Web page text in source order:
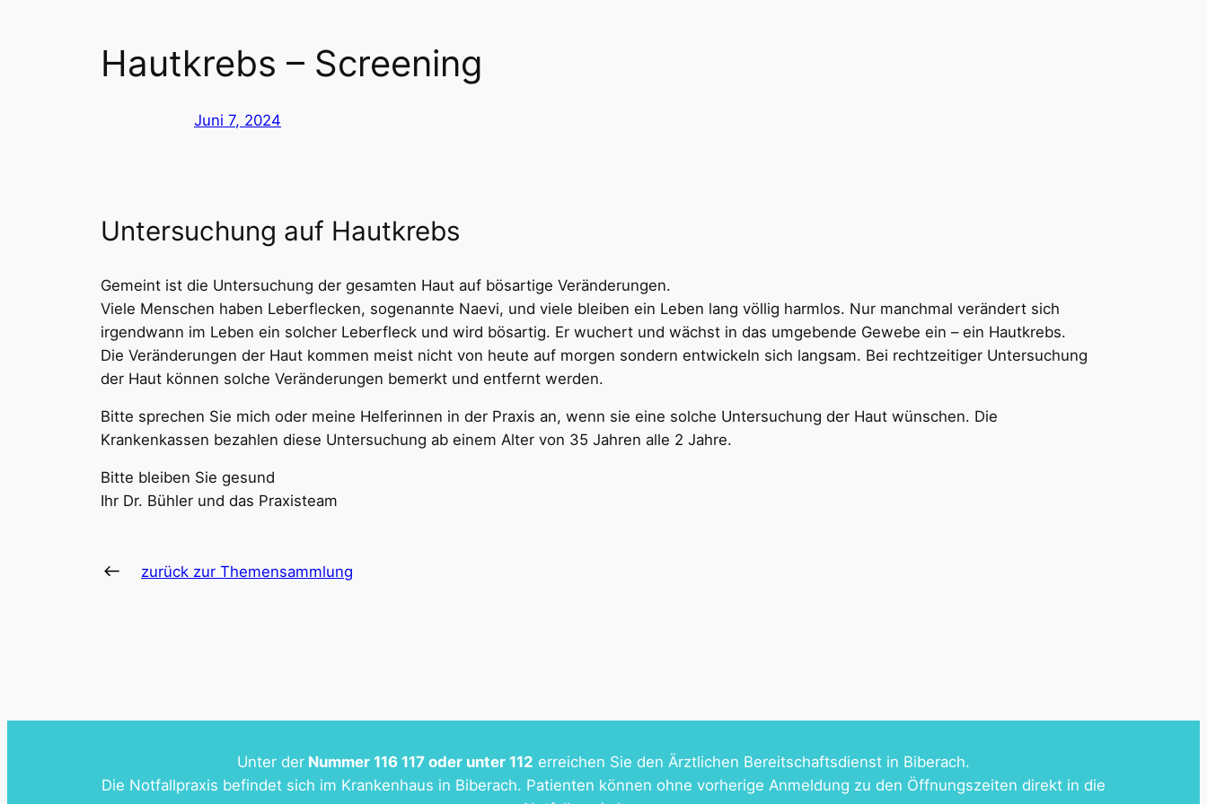
Hautkrebs – Screening
Juni 7, 2024
Untersuchung auf Hautkrebs
Gemeint ist die Untersuchung der gesamten Haut auf bösartige Veränderungen.
Viele Menschen haben Leberflecken, sogenannte Naevi, und viele bleiben ein Leben lang völlig harmlos. Nur manchmal verändert sich
irgendwann im Leben ein solcher Leberfleck und wird bösartig. Er wuchert und wächst in das umgebende Gewebe ein – ein Hautkrebs.
Die Veränderungen der Haut kommen meist nicht von heute auf morgen sondern entwickeln sich langsam. Bei rechtzeitiger Untersuchung
der Haut können solche Veränderungen bemerkt und entfernt werden.
Bitte sprechen Sie mich oder meine Helferinnen in der Praxis an, wenn sie eine solche Untersuchung der Haut wünschen. Die
Krankenkassen bezahlen diese Untersuchung ab einem Alter von 35 Jahren alle 2 Jahre.
Bitte bleiben Sie gesund
Ihr Dr. Bühler und das Praxisteam
zurück zur Themensammlung
Unter der Nummer 116 117 oder unter 112 erreichen Sie den Ärztlichen Bereitschaftsdienst in Biberach.
Die Notfallpraxis befindet sich im Krankenhaus in Biberach. Patienten können ohne vorherige Anmeldung zu den Öffnungszeiten direkt in die